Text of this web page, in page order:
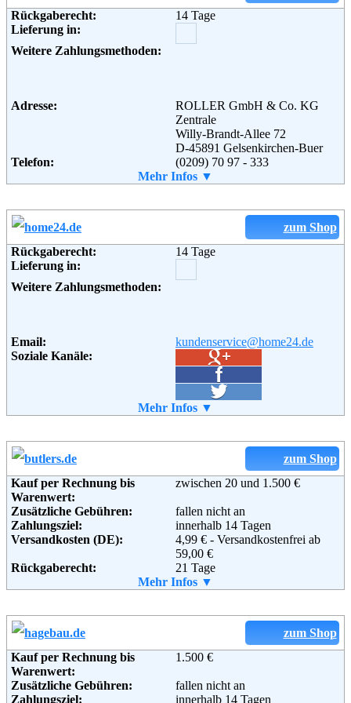
Adresse:
Telefon:
+49 (0) 180 - 5114414
Fax:
+49 (0) 180 - 5446610
hotline@karstadt.de
AGB
Rückgaberecht:
14 Tage
Lieferung in:
Weitere Zahlungsmethoden:
Adresse:
ROLLER GmbH & Co. KG
Zentrale
Willy-Brandt-Allee 72
D-45891 Gelsenkirchen-Buer
Telefon:
(0209) 70 97 - 333
(0209) 70 97 - 209
Informationen:
Mehr Infos ▼
zum Shop
Rückgaberecht:
14 Tage
Lieferung in:
Weitere Zahlungsmethoden:
Email:
kundenservice@home24.de
Soziale Kanäle:
Blog ,AGB
Mehr Infos ▼
zum Shop
Kauf per Rechnung bis
Warenwert:
zwischen 20 und 1.500 €
Zusätzliche Gebühren:
fallen nicht an
Zahlungsziel:
innerhalb 14 Tagen
Versandkosten (DE):
4,99 € - Versandkostenfrei ab
59,00 €
Rückgaberecht:
21 Tage
Ja
Weitere Zahlungsmethoden:
Adresse:
BUTLERS GmbH & Co. KG
Mehr Infos ▼
zum Shop
Kauf per Rechnung bis
Warenwert:
1.500 €
Zusätzliche Gebühren:
fallen nicht an
Zahlungsziel:
innerhalb 14 Tagen